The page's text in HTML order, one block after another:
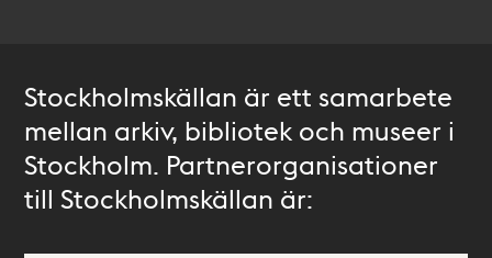
Stockholmskällan är ett samarbete
mellan arkiv, bibliotek och museer i
Stockholm. Partnerorganisationer
till Stockholmskällan är: